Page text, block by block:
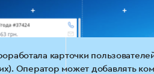
карточки
Оператор может добавлять